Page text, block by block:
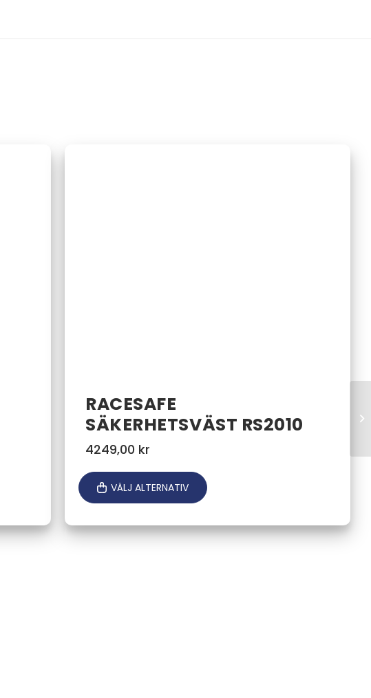
RACESAFE
SÄKERHETSVÄST RS2010
4249,00 kr
VÄLJ ALTERNATIV